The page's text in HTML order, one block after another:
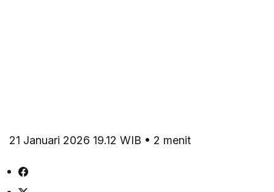
21 Januari 2026 19.12 WIB • 2 menit